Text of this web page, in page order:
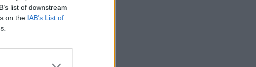
list of downstream
on the IAB’s List of